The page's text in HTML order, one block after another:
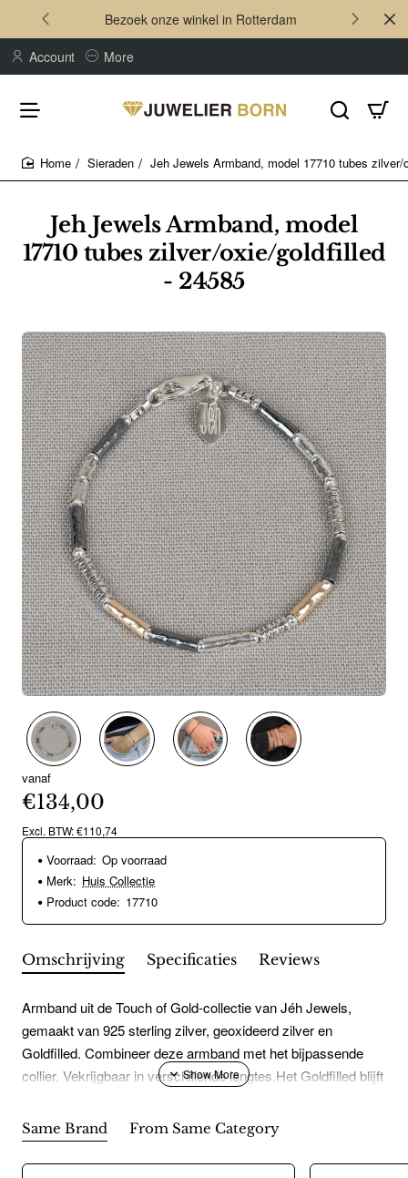
Bezoek onze winkel in Rotterdam
Account More
Jeh Jewels Armband, model
17710 tubes zilver/oxie/goldfilled
- 24585
Sieraden Jeh Jewels Armband, model 17710 tubes
vanaf
€134,00
Excl. BTW: €110,74
Voorraad: Op voorraad
Merk: Huis Collectie
Product code: 17710
Omschrijving Specificaties Reviews
Armband uit de Touch of Gold-collectie van Jéh Jewels,
gemaakt van 925 sterling zilver, geoxideerd zilver en
Goldfilled. Combineer deze armband met het bijpassende
collier. Vekrijgbaar in verschillende lengtes.Het Goldfilled blijft
kunnen genieten van de warme uitstraling van goud.
Goldfilled wordt veelal ook goed verdragen door mensen die
allergisch zijn voor andere metalen dan goud. Goldfilled
Same Brand From Same Category